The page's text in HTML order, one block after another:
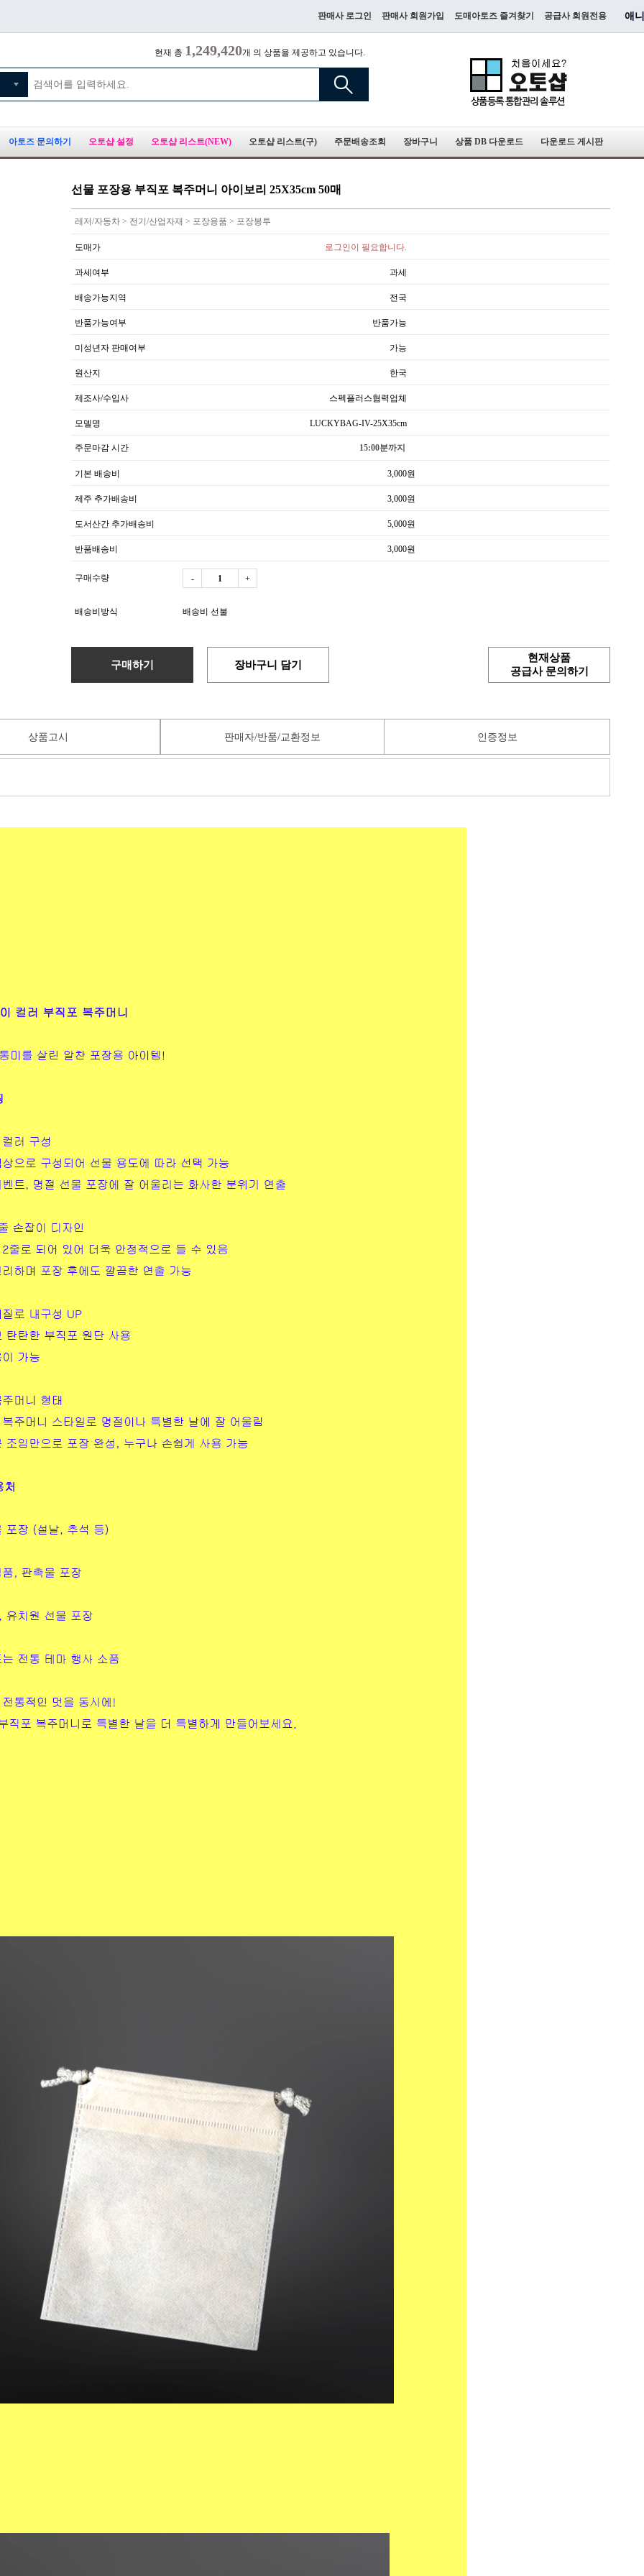
판매사 로그인 판매사 회원가입 도매아토즈 즐겨찾기 공급사 회원전용 애
현재 총 1,249,420개 의 상품을 제공하고 있습니다.
아토즈 문의하기 오토샵 설정 오토샵 리스트(NEW) 오토샵 리스트(구) 주문배송조회 장바구니 상품 DB 다운로드 다운로드 게시판
선물 포장용 부직포 복주머니 아이보리 25X35cm 50매
레저/자동차 > 전기/산업자재 > 포장용품 > 포장봉투
도매가 로그인이 필요합니다.
과세여부 과세
배송가능지역 전국
반품가능여부 반품가능
미성년자 판매여부 가능
원산지 한국
제조사/수입사 스펙플러스협력업체
모델명 LUCKYBAG-IV-25X35cm
주문마감 시간 15:00분까지
기본 배송비 3,000원
제주 추가배송비 3,000원
도서산간 추가배송비 5,000원
반품배송비 3,000원
구매수량 - +
배송비방식 배송비 선불
구매하기 장바구니 담기
현재상품
공급사 문의하기
상품고시 판매자/반품/교환정보 인증정보